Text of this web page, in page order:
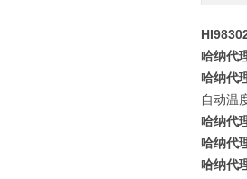
哈纳代
哈纳代
自动温
哈纳代
哈纳代
哈纳代